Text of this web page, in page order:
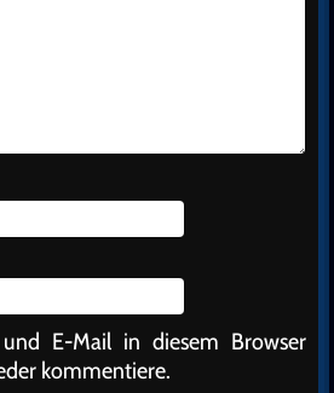
E-Mail in diesem Browser
kommentiere.